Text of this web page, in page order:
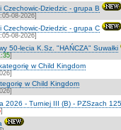
Dziedzic - grupa B
08-2026]
Dziedzic - grupa C
08-2026]
50-lecia K.Sz. "HAŃCZA" Suwałki
]
w Child Kingdom
w Child Kingdom
2026 - Turniej III (B) - PZSzach
]